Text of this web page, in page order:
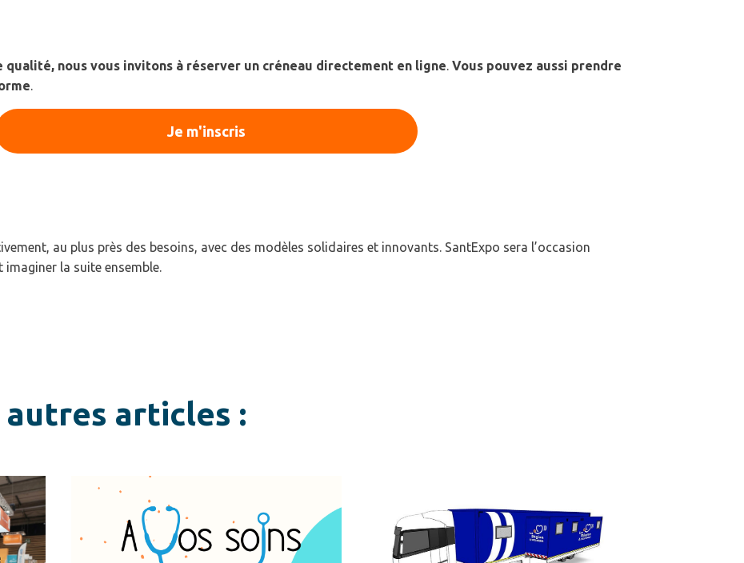
qualité, nous vous invitons à réserver un créneau directement en ligne. Vous pouvez aussi prendre
.
Je m'inscris
au plus près des besoins, avec des modèles solidaires et innovants. SantExpo sera l’occasion
imaginer la suite ensemble.
autres articles :